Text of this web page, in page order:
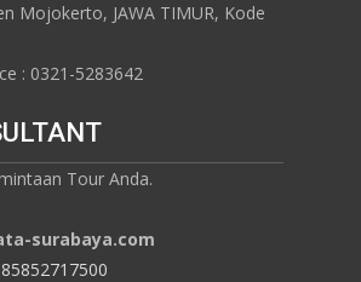
Mojokerto, JAWA TIMUR, Kode
: 0321-5283642
Tour Anda.
surabaya.com